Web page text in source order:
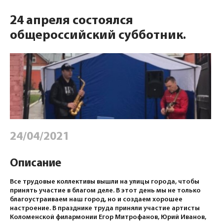
24 апреля состоялся
общероссийский субботник.
24/04/2021
Описание
Все трудовые коллективы вышли на улицы города, чтобы
принять участие в благом деле. В этот день мы не только
благоустраиваем наш город, но и создаем хорошее
настроение. В празднике труда приняли участие артисты
Коломенской филармонии Егор Митрофанов, Юрий Иванов,